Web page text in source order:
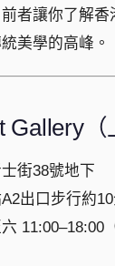
者讓你了解香
美學的高峰。
Gallery（
街38號地下
A2出口步行約
六 11:00–18:00